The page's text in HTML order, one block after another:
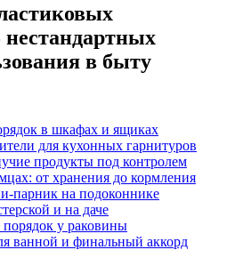
нестандартных
в быту
в шкафах и ящиках
для кухонных гарнитуров
продукты под контролем
от хранения до кормления
парник на подоконнике
и на даче
у раковины
ванной и финальный аккорд